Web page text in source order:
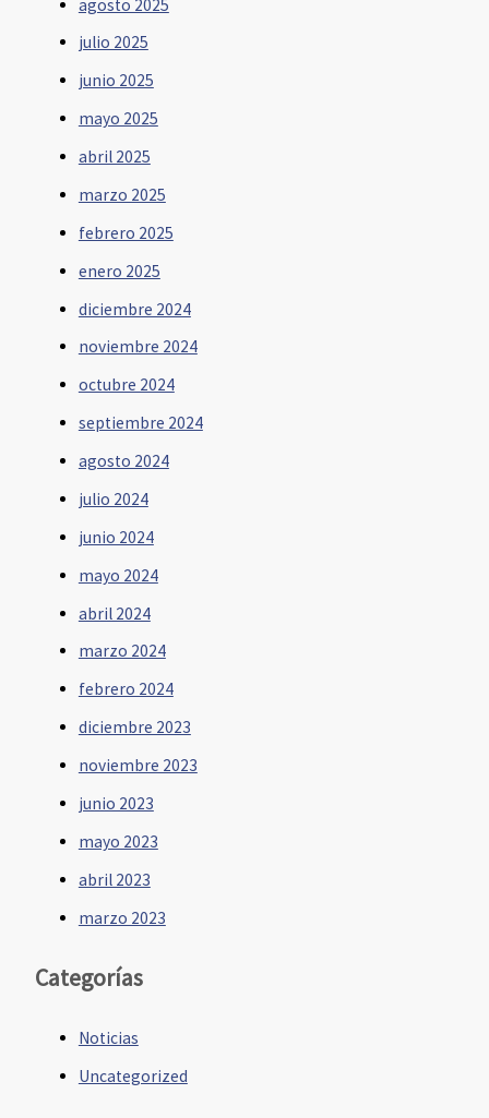
agosto 2025
julio 2025
junio 2025
mayo 2025
abril 2025
marzo 2025
febrero 2025
enero 2025
diciembre 2024
noviembre 2024
octubre 2024
septiembre 2024
agosto 2024
julio 2024
junio 2024
mayo 2024
abril 2024
marzo 2024
febrero 2024
diciembre 2023
noviembre 2023
junio 2023
mayo 2023
abril 2023
marzo 2023
Categorías
Noticias
Uncategorized